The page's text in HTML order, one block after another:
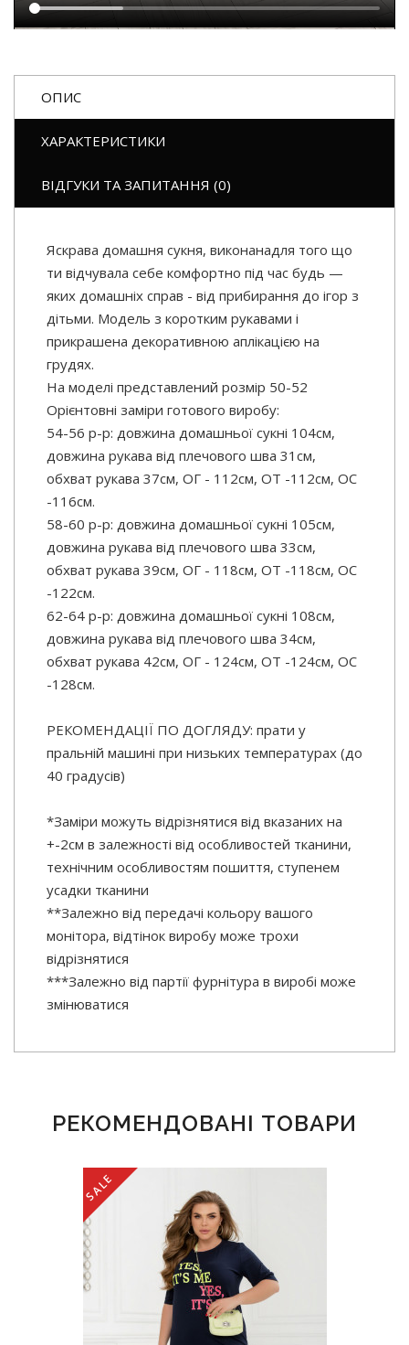
ОПИС
ХАРАКТЕРИСТИКИ
ВІДГУКИ ТА ЗАПИТАННЯ (0)
Яскрава домашня сукня, виконанадля того що
ти відчувала себе комфортно під час будь —
яких домашніх справ - від прибирання до ігор з
дітьми. Модель з коротким рукавами і
прикрашена декоративною аплікацією на
грудях.
На моделі представлений розмір 50-52
Орієнтовні заміри готового виробу:
54-56 р-р: довжина домашньої сукні 104см,
довжина рукава від плечового шва 31см,
обхват рукава 37см, ОГ - 112см, ОТ -112см, OC
-116см.
58-60 р-р: довжина домашньої сукні 105см,
довжина рукава від плечового шва 33см,
обхват рукава 39см, ОГ - 118см, ОТ -118см, OC
-122см.
62-64 р-р: довжина домашньої сукні 108см,
довжина рукава від плечового шва 34см,
обхват рукава 42см, ОГ - 124см, ОТ -124см, OC
-128см.
РЕКОМЕНДАЦІЇ ПО ДОГЛЯДУ: прати у
пральній машині при низьких температурах (до
40 градусів)
*Заміри можуть відрізнятися від вказаних на
+-2см в залежності від особливостей тканини,
технічним особливостям пошиття, ступенем
усадки тканини
**Залежно від передачі кольору вашого
монітора, відтінок виробу може трохи
відрізнятися
***Залежно від партії фурнітура в виробі може
змінюватися
РЕКОМЕНДОВАНІ ТОВАРИ
SALE